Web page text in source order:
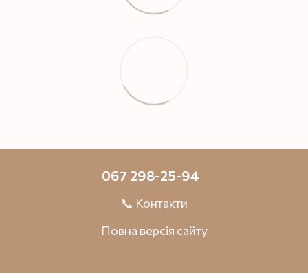
067 298-25-94
📞 Контакти
Повна версія сайту